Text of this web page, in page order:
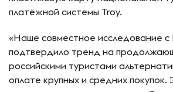
платёжной системы Troy.
«Наше совместное исследование с
подтвердило тренд на
российскими туристами
оплате крупных и средних